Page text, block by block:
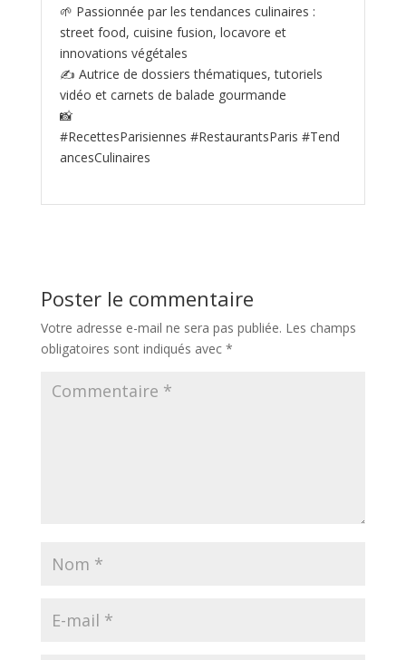
🌱 Passionnée par les tendances culinaires :
street food, cuisine fusion, locavore et
innovations végétales
✍️ Autrice de dossiers thématiques, tutoriels
vidéo et carnets de balade gourmande
📸
#RecettesParisiennes #RestaurantsParis #Tend
ancesCulinaires
Poster le commentaire
Votre adresse e-mail ne sera pas publiée. Les champs
obligatoires sont indiqués avec *